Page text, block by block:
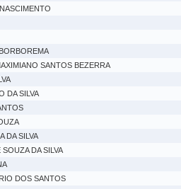
SANTOS BEZERRA
DA SILVA
DA SILVA
DA SILVA
DOS SANTOS